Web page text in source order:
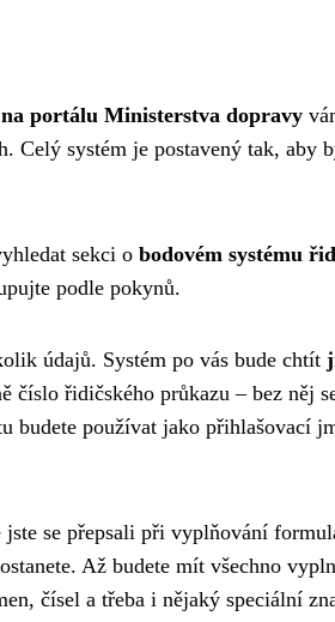
portálu Ministerstva dopravy
Celý systém je postavený tak, aby
sekci o bodovém systému
podle pokynů.
údajů. Systém po vás bude chtít
číslo řidičského průkazu – bez něj
budete používat jako přihlašovací
jste se přepsali při vyplňování
Až budete mít všechno
čísel a třeba i nějaký speciální